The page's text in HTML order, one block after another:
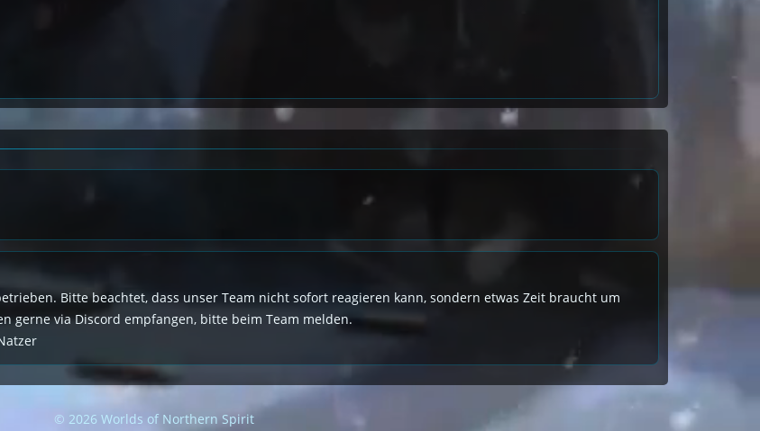
Bitte beachtet, dass unser Team nicht sofort reagieren kann, sondern etwas Zeit braucht um
gerne via Discord empfangen, bitte beim Team melden.
© 2026 Worlds of Northern Spirit